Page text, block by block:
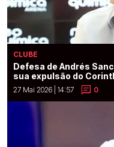
CLUBE
Defesa de Andrés
sua expulsão do
27 Mai 2026 | 14:57 0